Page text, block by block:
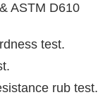
ASTM D610
test.
rub test.